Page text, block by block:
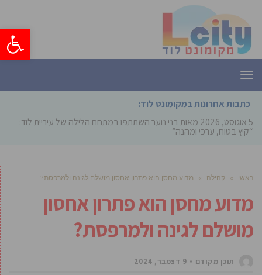
פתח
תפריט
כתבות אחרונות במקומונט לוד:
5 אוגוסט, 2026
מאות בני נוער השתתפו במתחם הלילה של עיריית לוד:
“קיץ בטוח, ערכי ומהנה”
ראשי » קהילה » מדוע מחסן הוא פתרון אחסון מושלם לגינה ולמרפסת?
מדוע מחסן הוא פתרון אחסון
מושלם לגינה ולמרפסת?
תוכן מקודם 9 דצמבר, 2024